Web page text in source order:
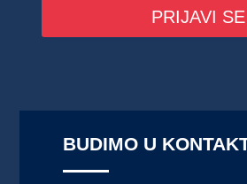
PRIJAVI SE
BUDIMO U